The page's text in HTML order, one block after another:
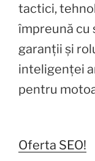
tactici,
împreună cu
garanții și
inteligenței
pentru
Oferta SEO!